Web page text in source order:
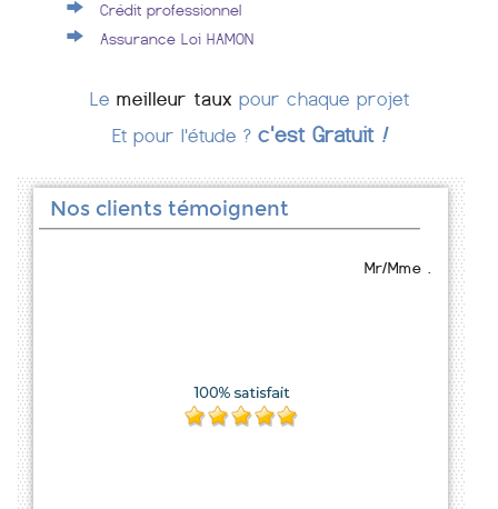
Crédit professionnel
Assurance Loi HAMON
Le meilleur taux pour chaque projet
Et pour l'étude ? c'est Gratuit !
Nos clients témoignent
Mr/Mme .